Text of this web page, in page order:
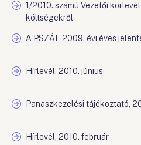
1/2010. számú Vezetői
költségekről
A PSZÁF 2009. évi éves
Hírlevél, 2010. június
Panaszkezelési tájékoztató,
Hírlevél, 2010. február